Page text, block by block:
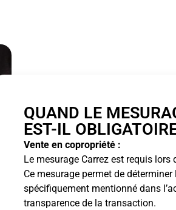
QUAND LE
EST-IL
Vente en copropriété :
Le mesurage Carrez est requis
Ce mesurage permet de
spécifiquement mentionné dans
transparence de la transaction.